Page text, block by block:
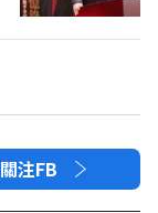
關注FB